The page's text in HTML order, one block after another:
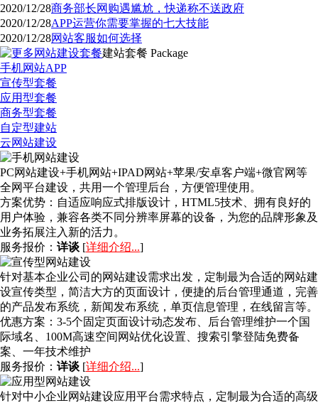
2020/12/28商务部长网购遇尴尬，快递称不送政府
2020/12/28APP运营你需要掌握的七大技能
2020/12/28网站客服如何选择
建站套餐 Package
手机网站APP
宣传型套餐
应用型套餐
商务型套餐
自定型建站
云网站建设
PC网站建设+手机网站+IPAD网站+苹果/安卓客户端+微官网等
全网平台建设，共用一个管理后台，方便管理使用。
方案优势： 自适应响应式排版设计，HTML5技术、拥有良好的
用户体验，兼容各类不同分辨率屏幕的设备，为您的品牌形象及
业务拓展注入新的活力。
服务报价： 详谈 [详细介绍...]
针对基本企业公司的网站建设需求出发，定制最为合适的网站建
设宣传类型，简洁大方的页面设计，便捷的后台管理通道，完善
的产品发布系统，新闻发布系统，单页信息管理，在线留言等。
优惠方案： 3-5个固定页面设计动态发布、后台管理维护一个国
际域名、100M高速空间网站优化设置、搜索引擎登陆免费备
案、一年技术维护
服务报价： 详谈 [详细介绍...]
针对中小企业网站建设应用平台需求特点，定制最为合适的高级